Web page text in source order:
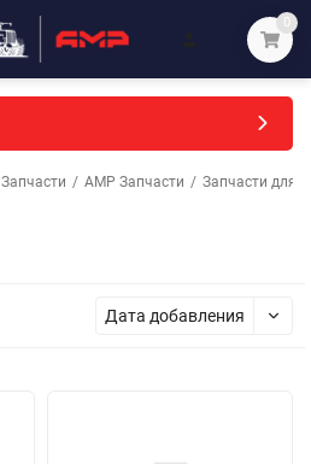
0
Запчасти / АМР Запчасти / Запчасти для
Дата добавления